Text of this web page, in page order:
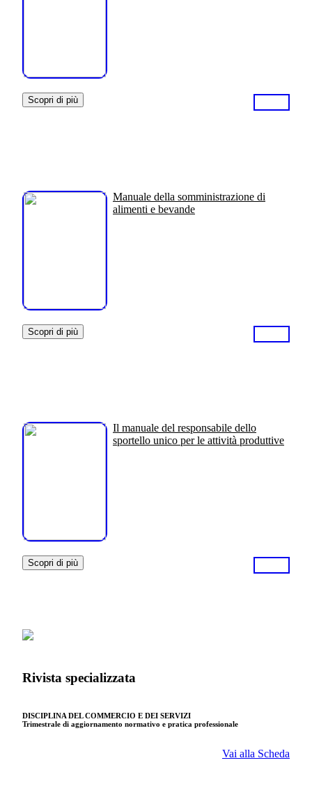
Scopri di più
Manuale della somministrazione di
alimenti e bevande
Scopri di più
Il manuale del responsabile dello
sportello unico per le attività produttive
Scopri di più
Rivista specializzata
DISCIPLINA DEL COMMERCIO E DEI SERVIZI
Trimestrale di aggiornamento normativo e pratica professionale
Vai alla Scheda